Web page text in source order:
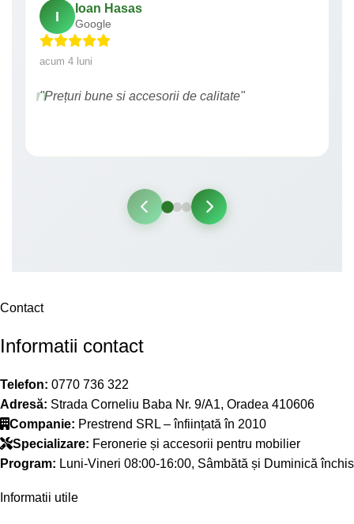
I
Ioan Hasas
Google
acum 4 luni
"Prețuri bune si accesorii de calitate"
Contact
Informatii contact
Telefon: 0770 736 322
Adresă: Strada Corneliu Baba Nr. 9/A1, Oradea 410606
Companie: Prestrend SRL – înființată în 2010
Specializare: Feronerie și accesorii pentru mobilier
Program: Luni-Vineri 08:00-16:00, Sâmbătă și Duminică închis
Informatii utile